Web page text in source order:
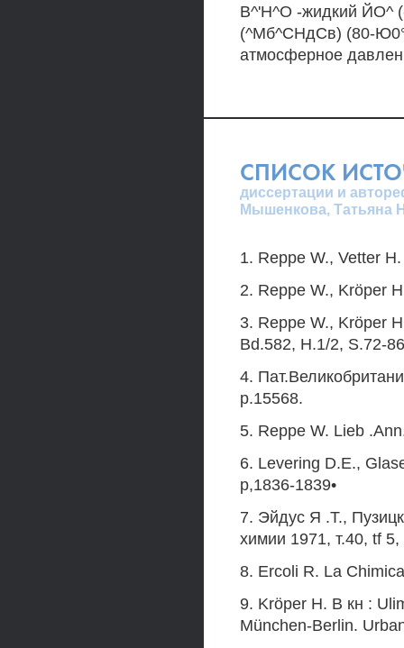
В^'Н^О -жидкий ЙО^
(^Мб^СНдСв) (80-
атмосферное
СПИСОК
диссертации и
Мышенкова, Татьяна
1. Reppe W., Vetter
2. Reppe W., Kröper
3. Reppe W., Kröper
Bd.582, H.1/2, S.72-
4.
p.15568.
5. Reppe W. Lieb
6. Levering D.E.,
p,1836-1839•
7. Эйдус Я .Т.,
химии 1971, т.40, tf
8. Ercoli R. La
9. Kröper H. В кн :
München-Berlin.